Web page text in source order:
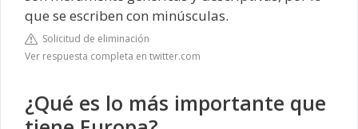
que se escriben con minúsculas.
Solicitud de eliminación
Ver respuesta completa en twitter.com
¿Qué es lo más importante que